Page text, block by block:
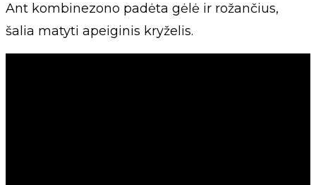
Ant kombinezono padėta gėlė ir rožančius,
šalia matyti apeiginis kryželis.